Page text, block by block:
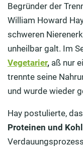
Begründer der
William Howard
schweren
unheilbar galt. Im
Vegetarier, aß nur
trennte seine
und wurde wieder
Hay postulierte,
Proteinen und